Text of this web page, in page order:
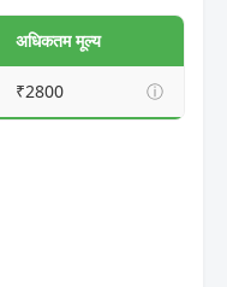
अधिकतम मूल्य
₹2800 ⓘ